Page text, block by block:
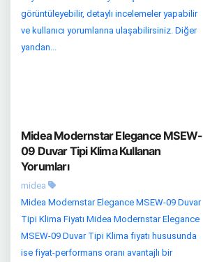
görüntüleyebilir, detaylı incelemeler yapabilir
ve kullanıcı yorumlarına ulaşabilirsiniz. Diğer
yandan...
Midea Modernstar Elegance MSEW-
09 Duvar Tipi Klima Kullanan
Yorumları
midea
Midea Modernstar Elegance MSEW-09 Duvar
Tipi Klima Fiyatı Midea Modernstar Elegance
MSEW-09 Duvar Tipi Klima fiyatı hususunda
ise fiyat-performans oranı avantajlı bir